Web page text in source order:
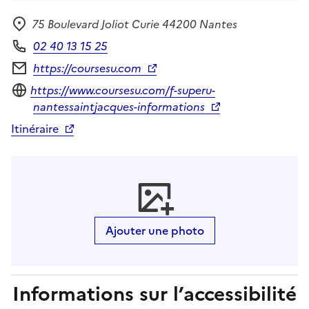
Adresse
75 Boulevard Joliot Curie 44200 Nantes
Téléphone
02 40 13 15 25
Formulaire de contact
https://coursesu.com
Site internet
https://www.coursesu.com/f-superu-
nantessaintjacques-informations
Itinéraire
Ajouter une photo
Informations sur l’accessibilité